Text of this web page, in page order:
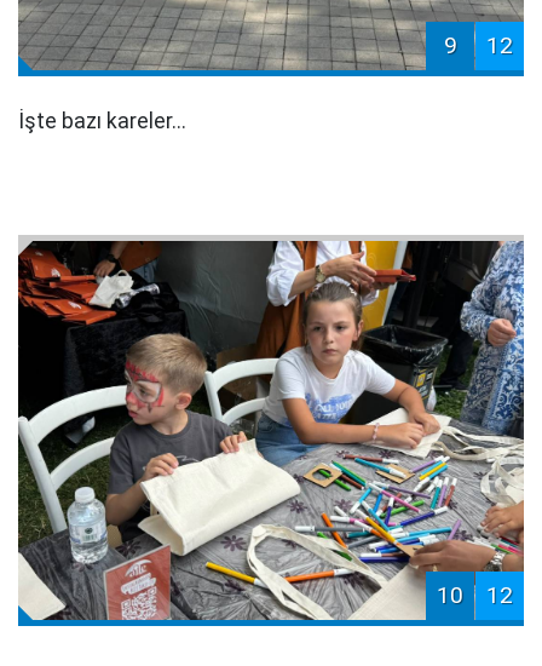
9 12
İşte bazı kareler...
10 12